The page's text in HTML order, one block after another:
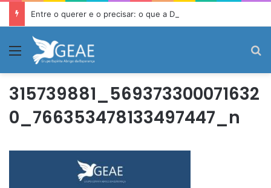
Menu
315739881_569373300071632
0_766353478133497447_n